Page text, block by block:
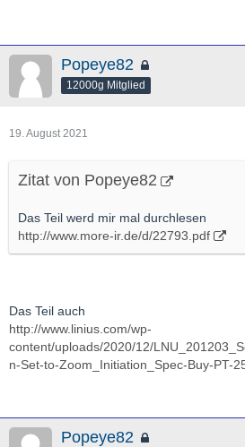
Popeye82
12000g Mitglied
19. August 2021
Zitat von Popeye82
Das Teil werd mir mal durchlesen
http://www.more-ir.de/d/22793.pdf
Das Teil auch
http://www.linius.com/wp-
content/uploads/2020/12/
n-Set-to-Zoom_Initiation_Spec-Buy-PT-
Popeye82